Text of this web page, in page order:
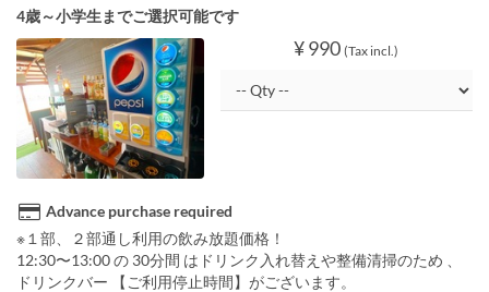
4歳～小学生までご選択可能です
¥ 990 (Tax incl.)
Advance purchase required
※１部、２部通し利用の飲み放題価格！
12:30〜13:00 の 30分間 はドリンク入れ替えや整備清掃のため 、
ドリンクバー 【ご利用停止時間】がございます。